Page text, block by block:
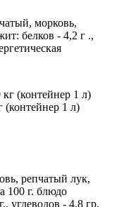
морковь,
белков - 4,2 г .,
1 л)
репчатый лук,
100 г. блюдо
углеводов - 4,8 гр.